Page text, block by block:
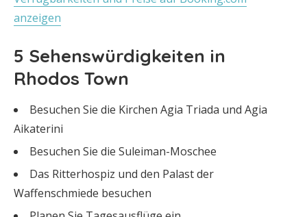
anzeigen
5 Sehenswürdigkeiten in
Rhodos Town
Besuchen Sie die Kirchen Agia Triada und Agia
Aikaterini
Besuchen Sie die Suleiman-Moschee
Das Ritterhospiz und den Palast der
Waffenschmiede besuchen